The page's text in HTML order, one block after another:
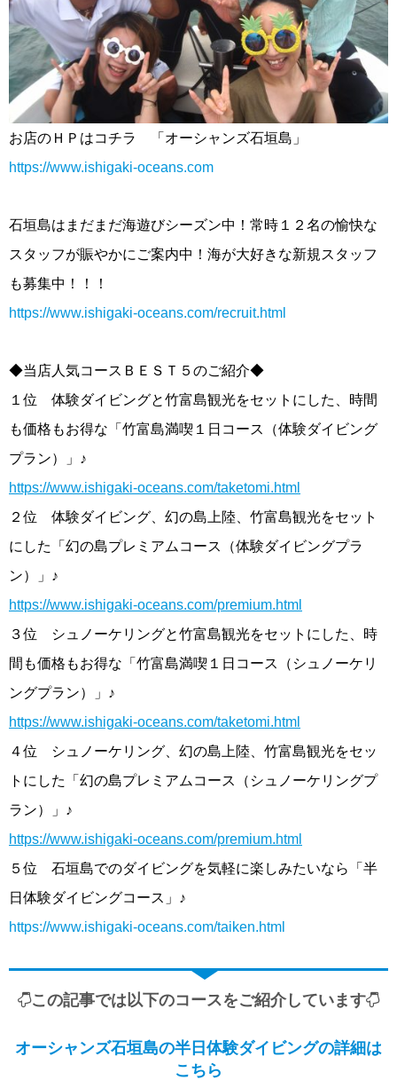
お店のＨＰはコチラ 「オーシャンズ石垣島」
https://www.ishigaki-oceans.com
石垣島はまだまだ海遊びシーズン中！常時１２名の愉快な
スタッフが賑やかにご案内中！海が大好きな新規スタッフ
も募集中！！！
https://www.ishigaki-oceans.com/recruit.html
◆当店人気コースＢＥＳＴ５のご紹介◆
１位 体験ダイビングと竹富島観光をセットにした、時間
も価格もお得な「竹富島満喫１日コース（体験ダイビング
プラン）」♪
https://www.ishigaki-oceans.com/taketomi.html
２位 体験ダイビング、幻の島上陸、竹富島観光をセット
にした「幻の島プレミアムコース（体験ダイビングプラ
ン）」♪
https://www.ishigaki-oceans.com/premium.html
３位 シュノーケリングと竹富島観光をセットにした、時
間も価格もお得な「竹富島満喫１日コース（シュノーケリ
ングプラン）」♪
https://www.ishigaki-oceans.com/taketomi.html
４位 シュノーケリング、幻の島上陸、竹富島観光をセッ
トにした「幻の島プレミアムコース（シュノーケリングプ
ラン）」♪
https://www.ishigaki-oceans.com/premium.html
５位 石垣島でのダイビングを気軽に楽しみたいなら「半
日体験ダイビングコース」♪
https://www.ishigaki-oceans.com/taiken.html
この記事では以下のコースをご紹介しています
オーシャンズ石垣島の半日体験ダイビングの詳細は
こちら